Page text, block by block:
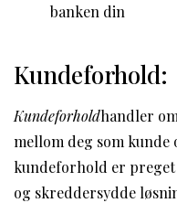
banken din
Kundeforhold:
Kundeforholdhandler
mellom deg som
kundeforhold er
og skreddersydde